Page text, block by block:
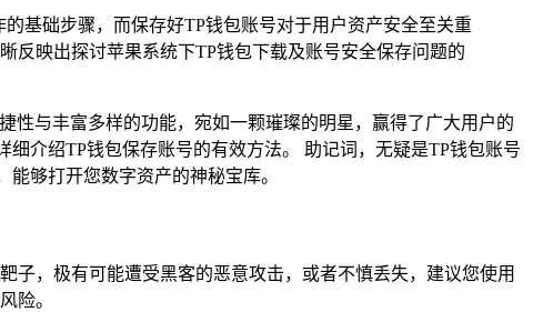
基础步骤，而保存好TP钱包账号对于用户资产安全至关重
反映出探讨苹果系统下TP钱包下载及账号安全保存问题的
性与丰富多样的功能，宛如一颗璀璨的明星，赢得了广大用户的
介绍TP钱包保存账号的有效方法。 助记词，无疑是TP钱包账号
够打开您数字资产的神秘宝库。
子，极有可能遭受黑客的恶意攻击，或者不慎丢失，建议您使用
险。